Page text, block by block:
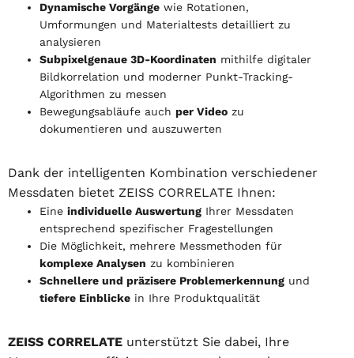
Dynamische Vorgänge wie Rotationen,
Umformungen und Materialtests detailliert zu
analysieren
Subpixelgenaue 3D-Koordinaten mithilfe digitaler
Bildkorrelation und moderner Punkt-Tracking-
Algorithmen zu messen
Bewegungsabläufe auch per Video zu
dokumentieren und auszuwerten
Dank der intelligenten Kombination verschiedener
Messdaten bietet ZEISS CORRELATE Ihnen:
Eine individuelle Auswertung Ihrer Messdaten
entsprechend spezifischer Fragestellungen
Die Möglichkeit, mehrere Messmethoden für
komplexe Analysen zu kombinieren
Schnellere und präzisere Problemerkennung und
tiefere Einblicke in Ihre Produktqualität
ZEISS CORRELATE unterstützt Sie dabei, Ihre